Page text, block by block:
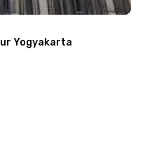
Yogyakarta